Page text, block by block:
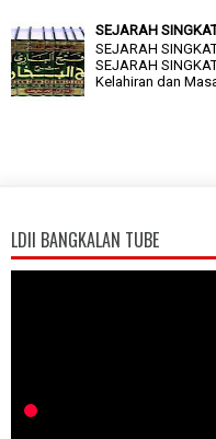
SEJARAH
SEJARAH
SEJARAH
Kelahiran dan
LDII BANGKALAN TUBE